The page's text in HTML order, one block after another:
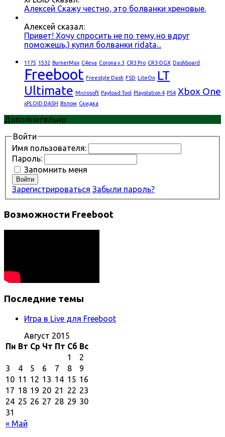
Алексей Скажу честно, это болванки хреновые.
Алексей сказал:
Привет! Хочу спросить не по тему,но вдруг
поможешь,) купил болванки ridata...
1175 1532 BurnerMax C4eva Corona v.3 CR3 Pro CR3-DGX Dashboard
Freeboot Freestyle Dash FSD LiteOn LT
Ultimate Microsoft Payload Tool Playstation 4 PS4 Xbox One
xPLOID DASH Взлом Скидка
Дополнительно
Войти
Имя пользователя:
Пароль:
Запомнить меня
Войти
Зарегистрироваться Забыли пароль?
Возможности Freeboot
Последние темы
Игра в Live для Freeboot
Август 2015
Пн Вт Ср Чт Пт Сб Вс
« Май
1
2
3
4 5 6 7 8
9
10 11 12 13 14 15 16
17 18 19 20 21 22 23
24 25 26 27 28 29 30
31